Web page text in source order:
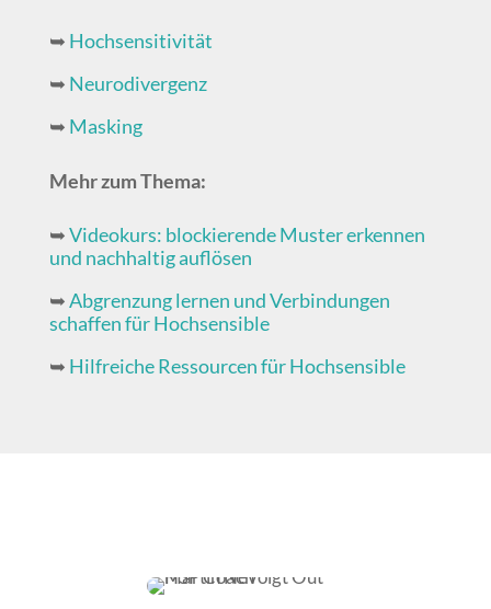
➥ Hochsensitivität
➥ Neurodivergenz
➥ Masking
Mehr zum Thema:
➥Videokurs: blockierende Muster erkennen
und nachhaltig auflösen
➥Abgrenzung lernen und Verbindungen
schaffen für Hochsensible
➥ Hilfreiche Ressourcen für Hochsensible